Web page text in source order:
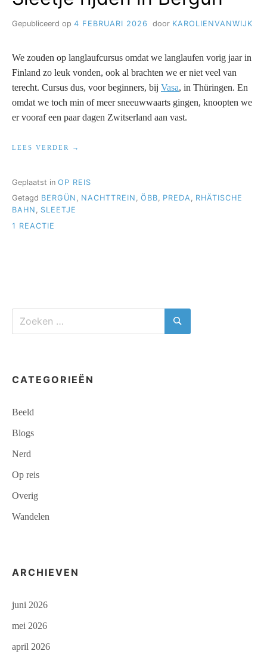
Gepubliceerd op 4 FEBRUARI 2026 door KAROLIENVANWIJK
We zouden op langlaufcursus omdat we langlaufen vorig jaar in
Finland zo leuk vonden, ook al brachten we er niet veel van
terecht. Cursus dus, voor beginners, bij Vasa, in Thüringen. En
omdat we toch min of meer sneeuwwaarts gingen, knoopten we
er vooraf een paar dagen Zwitserland aan vast.
LEES VERDER
“SLEETJE
Geplaatst in OP REIS
Getagd BERGÜN , NACHTTREIN , ÖBB, PREDA, RHÄTISCHE
BAHN , SLEETJE
1 REACTIE
Zoeken
Zoeken
CATEGORIEËN
Beeld
Blogs
Nerd
Op reis
Overig
Wandelen
ARCHIEVEN
juni 2026
mei 2026
april 2026